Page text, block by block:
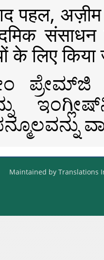
पहल, अज़ीम
संसाधन
के लिए
Maintained by Translations